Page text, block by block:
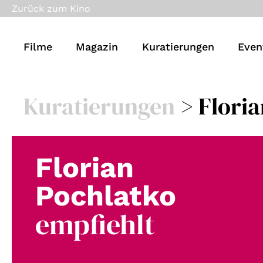
Zurück zum Kino
Filme Magazin Kuratierungen
Kuratierungen >
Florian
Pochlatko
empfiehlt